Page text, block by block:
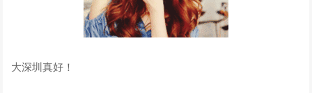
大深圳真好！